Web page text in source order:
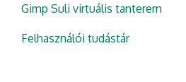
Gimp Suli virtuális tanterem
Felhasználói tudástár